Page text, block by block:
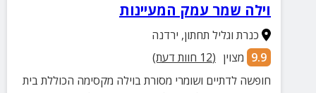
וילה שמר עמק המעיינות
כנרת וגליל תחתון, ירדנה
9.9 מצוין (
12 חוות דעת)
חופשה לדתיים ושומרי מסורת בוילה מקסימה הכוללת בית